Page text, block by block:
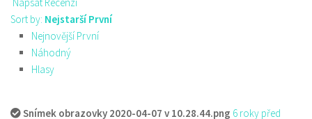
Sort by: Nejstarší První
Nejnovější První
Náhodný
Hlasy
Snímek obrazovky 2020-04-07 v 10.28.44.png 6 roky před